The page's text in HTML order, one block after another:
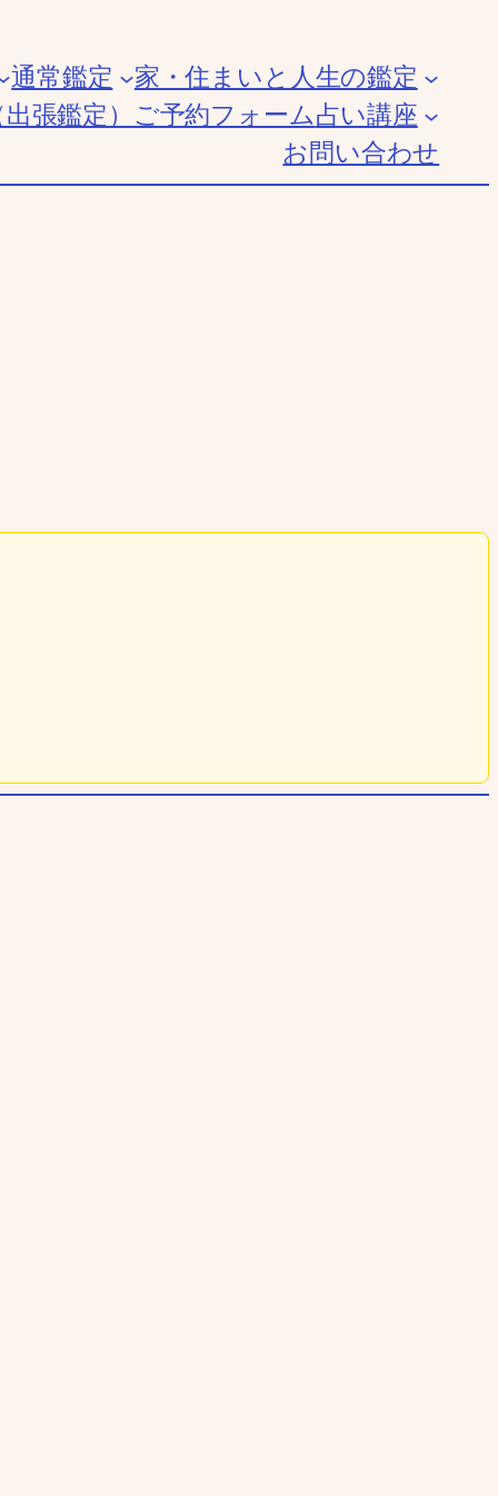
通常鑑定
家・住まいと人生の鑑定
張鑑定） ご予約フォーム占い講座
お問い合わせ